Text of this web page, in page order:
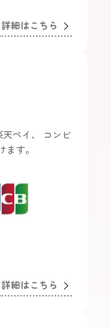
詳細はこちら
ペイ、 コンビ
す。
詳細はこちら